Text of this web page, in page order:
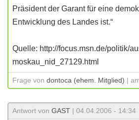
Präsident der Garant für eine
Entwicklung des Landes ist.“
Quelle: http://focus.msn.de/politik/
moskau_nid_27129.html
Frage von dontoca (ehem. Mitglied) |
Antwort von GAST | 04.04.2006 - 14:34